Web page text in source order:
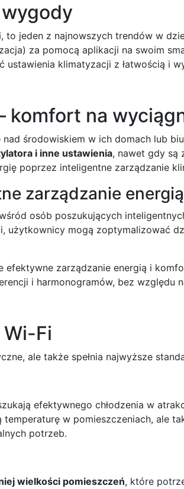
to jeden z najnowszych trendów w
za pomocą aplikacji na swoim
klimatyzacji z łatwością i
komfort na
środowiskiem w ich domach lub
i inne ustawienia, nawet gdy są
poprzez inteligentne zarządzanie
zarządzanie energią
osób poszukujących
mogą zoptymalizować
zarządzanie energią i
i harmonogramów, bez względu
Fi
ale także spełnia najwyższe
efektywnego chłodzenia w
w pomieszczeniach, ale
potrzeb.
wielkości pomieszczeń, które